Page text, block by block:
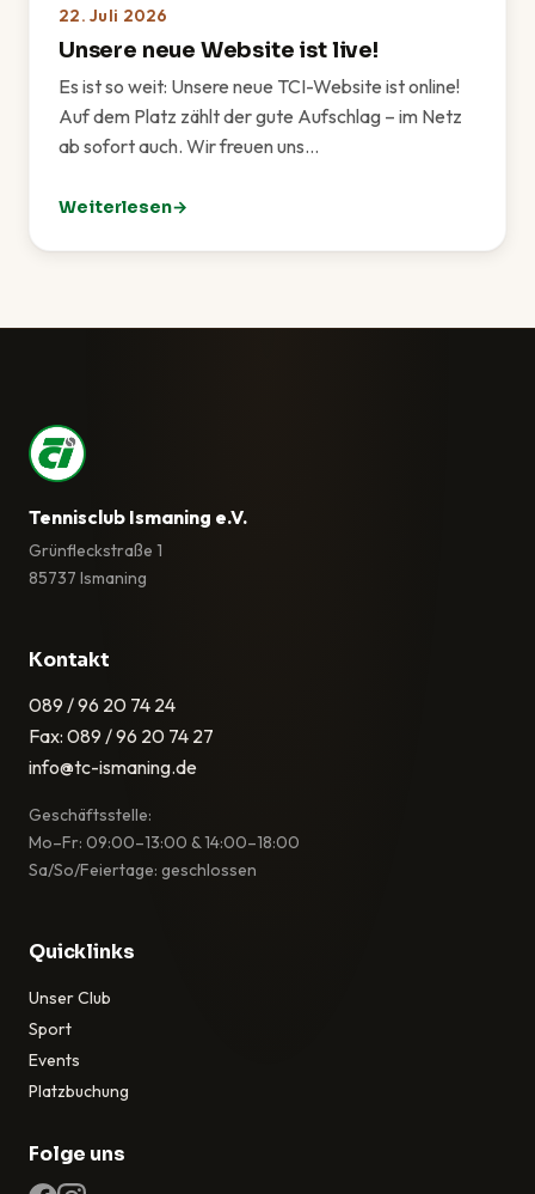
22. Juli 2026
Unsere neue Website ist live!
Es ist so weit: Unsere neue TCI-Website ist online!
Auf dem Platz zählt der gute Aufschlag – im Netz
ab sofort auch. Wir freuen uns…
Weiterlesen
: Unsere neue Website ist live!
Tennisclub Ismaning e.V.
Grünfleckstraße 1
85737 Ismaning
Kontakt
089 / 96 20 74 24
Fax: 089 / 96 20 74 27
info@tc-ismaning.de
Geschäftsstelle:
Mo–Fr: 09:00–13:00 & 14:00–18:00
Sa/So/Feiertage: geschlossen
Quicklinks
Unser Club
Sport
Events
Platzbuchung
Folge uns